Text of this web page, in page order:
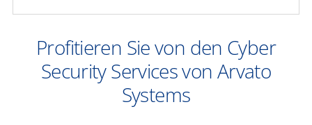
Profitieren Sie von den Cyber
Security Services von Arvato
Systems